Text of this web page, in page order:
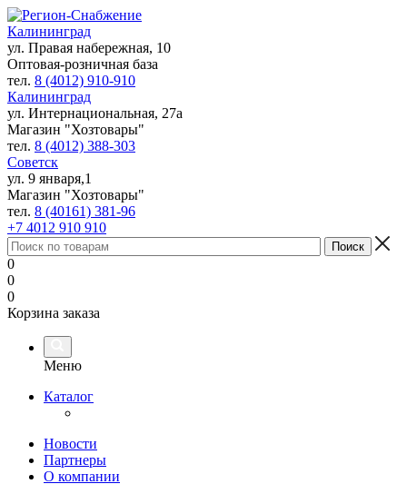
Калининград
ул. Правая набережная, 10
Оптовая-розничная база
тел. 8 (4012) 910-910
Калининград
ул. Интернациональная, 27а
Магазин "Хозтовары"
тел. 8 (4012) 388-303
Советск
ул. 9 января,1
Магазин "Хозтовары"
тел. 8 (40161) 381-96
+7 4012 910 910
0
0
0
Корзина заказа
Меню
Каталог
Новости
Партнеры
О компании